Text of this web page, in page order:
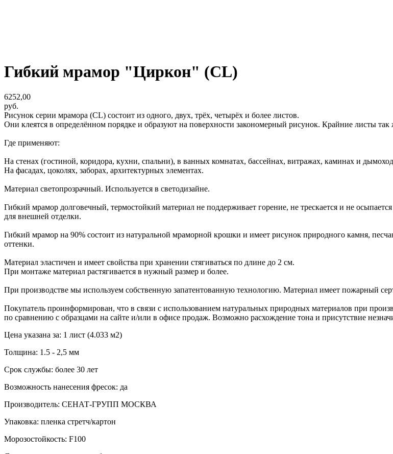
Гибкий мрамор "Циркон" (CL)
6252,00
руб.
Рисунок серии мрамора (CL) состоит из одного, двух, трёх, четырёх и более листов.
Они клеятся в определённом порядке и образуют на поверхности закономерный рисунок. Крайние листы
Где применяют:
На стенах (гостиной, коридора, кухни, спальни), в ванных комнатах, бассейнах, витражах, каминах и
На фасадах, цоколях, заборах, архитектурных элементах.
Материал светопрозрачный. Используется в светодизайне.
Гибкий мрамор долговечный, термостойкий материал не поддерживает горение, не трескается и не
для внешней отделки.
Гибкий мрамор на 90% состоит из натуральной мраморной крошки и имеет рисунок природного камня,
оттенки.
Материал эластичен и имеет свойства при хранении стягиваться по длине до 2 см.
При монтаже материал растягивается в нужный размер и более.
При производстве мы используем собственную запатентованную технологию. Материал имеет пожарный
Покупатель проинформирован, что в связи с использованием натуральных природных материалов при
по сравнению с образцами на сайте и/или в офисе продаж. Возможно расхождение тона и присутствие
Цена указана за: 1 лист (4.033 м2)
Толщина: 1.5 - 2,5 мм
Срок службы: более 30 лет
Возможность нанесения фресок: да
Производитель: СЕНАТ-ГРУПП МОСКВА
Упаковка: пленка стретч/картон
Морозостойкость: F100